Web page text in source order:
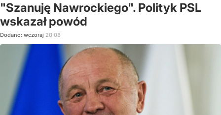
"Szanuję Nawrockiego". Polityk PSL
wskazał powód
Dodano: wczoraj 20:08